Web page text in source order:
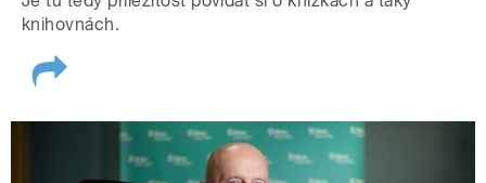
knihovnách.